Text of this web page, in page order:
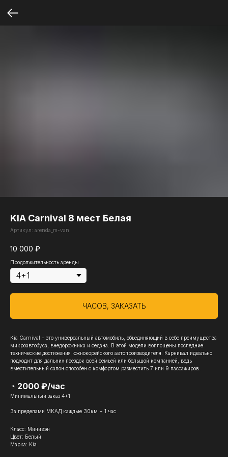
KIA Carnival 8 мест Белая
Артикул: arenda_m-van
10 000 ₽
Продолжительность аренды
ЧАСОВ, ЗАКАЗАТЬ
Kia Carnival – это универсальный автомобиль, объединяющий в себе преимущества
микроавтобуса, внедорожника и седана. В этой модели воплощены последние
технические достижения южнокорейского автопроизводителя. Карнивал идеально
подходит для дальних поездок всей семьей или большой компанией, ведь
вместительный салон способен с комфортом разместить 7 или 9 пассажиров.
◔ 2000 ₽/час
Минимальный заказ 4+1
За пределами МКАД каждые 30км + 1 час
Класс: Минивэн
Цвет: Белый
Марка: Kia